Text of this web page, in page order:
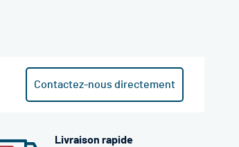
Contactez-nous directement
Livraison rapide